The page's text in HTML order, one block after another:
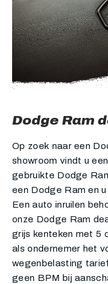
Dodge Ram
Op zoek naar een
showroom vindt u
gebruikte Dodge
een Dodge Ram en
Een auto inruilen
onze Dodge Ram
grijs kenteken met 5
als ondernemer het
wegenbelasting
geen BPM bij